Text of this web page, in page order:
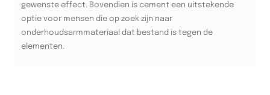
gewenste effect. Bovendien is cement een uitstekende
optie voor mensen die op zoek zijn naar
onderhoudsarmmateriaal dat bestand is tegen de
elementen.